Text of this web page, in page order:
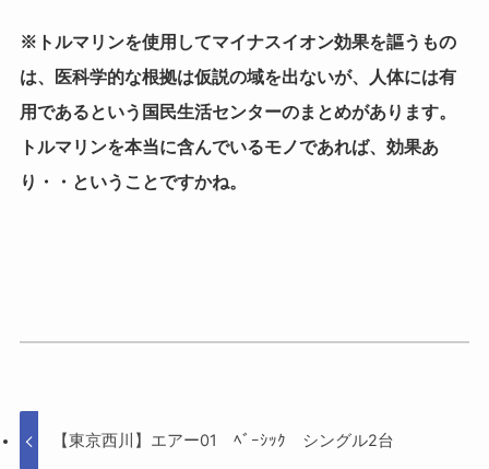
※トルマリンを使用してマイナスイオン効果を謳うもの
は、医科学的な根拠は仮説の域を出ないが、人体には有
用であるという国民生活センターのまとめがあります。
トルマリンを本当に含んでいるモノであれば、効果あ
り・・ということですかね。
【東京西川】エアー01 ﾍﾞｰｼｯｸ シングル2台